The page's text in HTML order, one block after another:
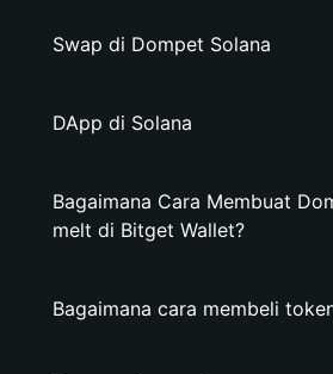
Swap di Dompet Solana
DApp di Solana
Bagaimana Cara Membuat
melt di Bitget Wallet?
Bagaimana cara membeli